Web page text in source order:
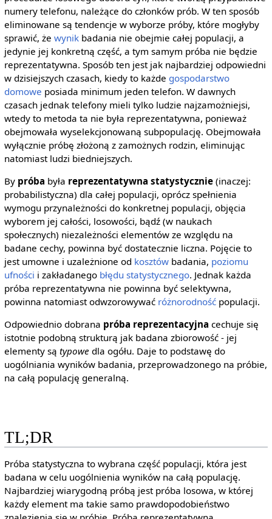
numery telefonu, należące do członków prób. W ten sposób
eliminowane są tendencje w wyborze próby, które mogłyby
sprawić, że wynikbadania nie obejmie całej populacji, a
jedynie jej konkretną część, a tym samym próba nie będzie
reprezentatywna. Sposób ten jest jak najbardziej odpowiedni
w dzisiejszych czasach, kiedy to każde gospodarstwo
domowe posiada minimum jeden telefon. W dawnych
czasach jednak telefony mieli tylko ludzie najzamożniejsi,
wtedy to metoda ta nie była reprezentatywna, ponieważ
obejmowała wyselekcjonowaną subpopulację. Obejmowała
wyłącznie próbę złożoną z zamożnych rodzin, eliminując
natomiast ludzi biedniejszych.
By próba była reprezentatywna statystycznie(inaczej:
probabilistyczna) dla całej populacji, oprócz spełnienia
wymogu przynależności do konkretnej populacji, objęcia
wyborem jej całości, losowości, bądź (w naukach
społecznych) niezależności elementów ze względu na
badane cechy, powinna być dostatecznie liczna. Pojęcie to
jest umowne i uzależnione od kosztówbadania, poziomu
ufności i zakładanego błędu statystycznego. Jednak każda
próba reprezentatywna nie powinna być selektywna,
powinna natomiast odwzorowywać różnorodnośćpopulacji.
Odpowiednio dobrana próba reprezentacyjna cechuje się
istotnie podobną strukturą jak badana zbiorowość - jej
elementy są typowe dla ogółu. Daje to podstawę do
uogólniania wyników badania, przeprowadzonego na próbie,
na całą populację generalną.
TL;DR
Próba statystyczna to wybrana część populacji, która jest
badana w celu uogólnienia wyników na całą populację.
Najbardziej wiarygodną próbą jest próba losowa, w której
każdy element ma takie samo prawdopodobieństwo